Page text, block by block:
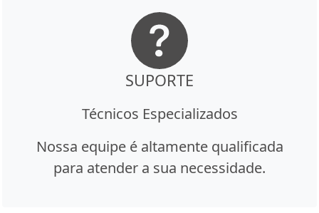
SUPORTE
Técnicos Especializados
Nossa equipe é altamente qualificada
para atender a sua necessidade.